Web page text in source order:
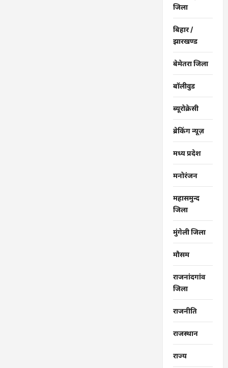
जिला
बिहार /
झारखण्ड
बेमेतरा जिला
बॉलीवुड
ब्यूरोक्रेसी
ब्रेकिंग न्यूज़
मध्य प्रदेश
मनोरंजन
महासमुन्द
जिला
मुंगेली जिला
मौसम
राजनांदगांव
जिला
राजनीति
राजस्थान
राज्‍य